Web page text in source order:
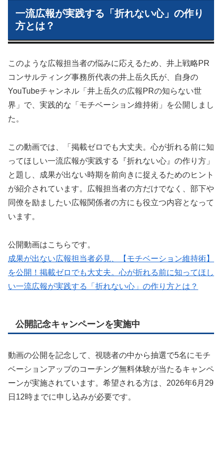
一流広報が実践する「折れない心」の作り
方とは？
このような広報担当者の悩みに応えるため、井上戦略PR
コンサルティング事務所代表の井上岳久氏が、自身の
YouTubeチャンネル「井上岳久の広報PRの知らない世
界」で、実践的な「モチベーション維持術」を公開しまし
た。
この動画では、「掲載ゼロでも大丈夫。心が折れる前に知
ってほしい一流広報が実践する『折れない心』の作り方」
と題し、成果が出ない時期を前向きに捉えるためのヒント
が紹介されています。広報担当者の方だけでなく、部下や
同僚を励ましたい広報関係者の方にも役立つ内容となって
います。
公開動画はこちらです。
成果が出ない広報担当者必見、【モチベーション維持術】
を公開！掲載ゼロでも大丈夫。心が折れる前に知ってほし
い一流広報が実践する「折れない心」の作り方とは？
公開記念キャンペーンを実施中
動画の公開を記念して、視聴者の中から抽選で5名にモチ
ベーションアップのコーチング無料体験が当たるキャンペ
ーンが実施されています。希望される方は、2026年6月29
日12時までに申し込みが必要です。